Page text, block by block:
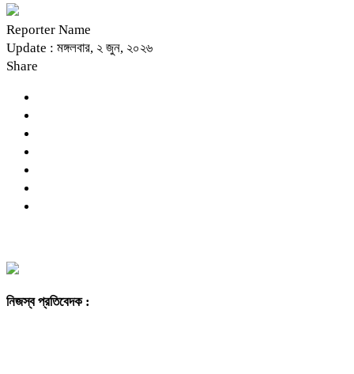
Reporter Name
Update : মঙ্গলবার, ২ জুন, ২০২৬
Share
নিজস্ব প্রতিবেদক :